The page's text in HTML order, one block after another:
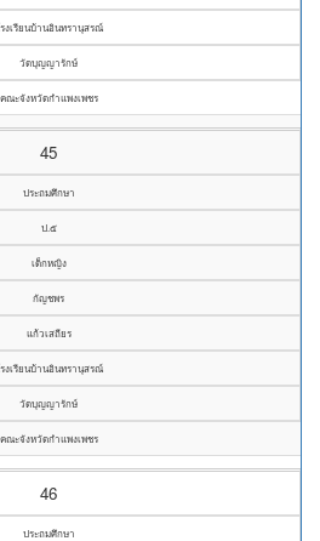
งเรียนบ้านอินทรานุสรณ์
วัดบุญญารักษ์
คณะจังหวัดกำแพงเพชร
45
ประถมศึกษา
ป.๕
เด็กหญิง
กัญชพร
แก้วเสถียร
งเรียนบ้านอินทรานุสรณ์
วัดบุญญารักษ์
คณะจังหวัดกำแพงเพชร
46
ประถมศึกษา